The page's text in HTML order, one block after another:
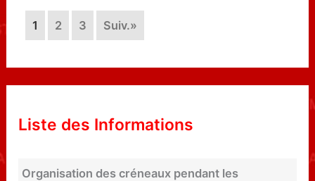
1 2 3 Suiv.»
Liste des Informations
Organisation des créneaux pendant les